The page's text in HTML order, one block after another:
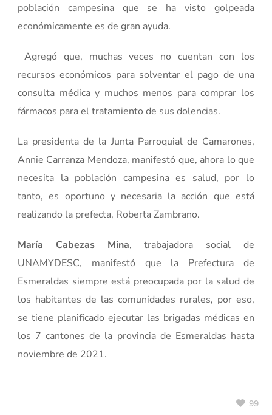
población campesina que se ha visto golpeada
económicamente es de gran ayuda.
Agregó que, muchas veces no cuentan con los
recursos económicos para solventar el pago de una
consulta médica y muchos menos para comprar los
fármacos para el tratamiento de sus dolencias.
La presidenta de la Junta Parroquial de Camarones,
Annie Carranza Mendoza, manifestó que, ahora lo que
necesita la población campesina es salud, por lo
tanto, es oportuno y necesaria la acción que está
realizando la prefecta, Roberta Zambrano.
María Cabezas Mina, trabajadora social de
UNAMYDESC, manifestó que la Prefectura de
Esmeraldas siempre está preocupada por la salud de
los habitantes de las comunidades rurales, por eso,
se tiene planificado ejecutar las brigadas médicas en
los 7 cantones de la provincia de Esmeraldas hasta
noviembre de 2021.
99